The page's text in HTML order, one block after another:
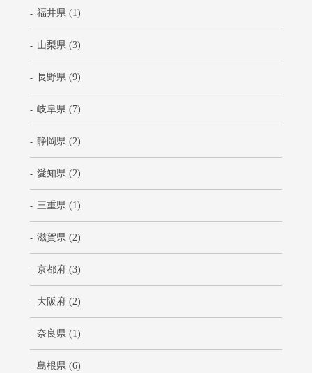
福井県 (1)
山梨県 (3)
長野県 (9)
岐阜県 (7)
静岡県 (2)
愛知県 (2)
三重県 (1)
滋賀県 (2)
京都府 (3)
大阪府 (2)
奈良県 (1)
島根県 (6)